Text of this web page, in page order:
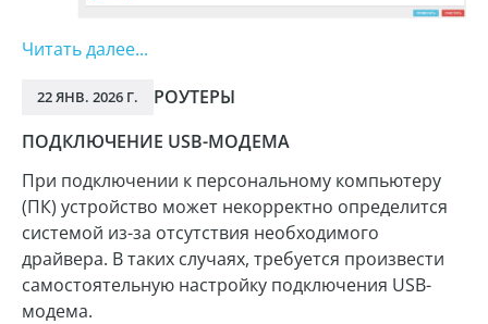
Читать далее...
22 ЯНВ. 2026 Г.
РОУТЕРЫ
ПОДКЛЮЧЕНИЕ USB-МОДЕМА
При подключении к персональному компьютеру
(ПК) устройство может некорректно определится
системой из-за отсутствия необходимого
драйвера. В таких случаях, требуется произвести
самостоятельную настройку подключения USB-
модема.